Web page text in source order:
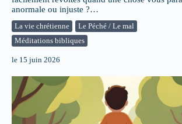
La vie chrétienne
Le Péché / Le mal
Méditations bibliques
anormale ou injuste ?…
le 15 juin 2026